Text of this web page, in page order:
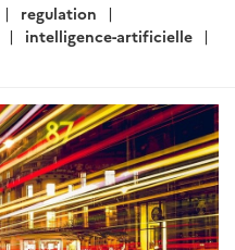
regulation
intelligence-artificielle